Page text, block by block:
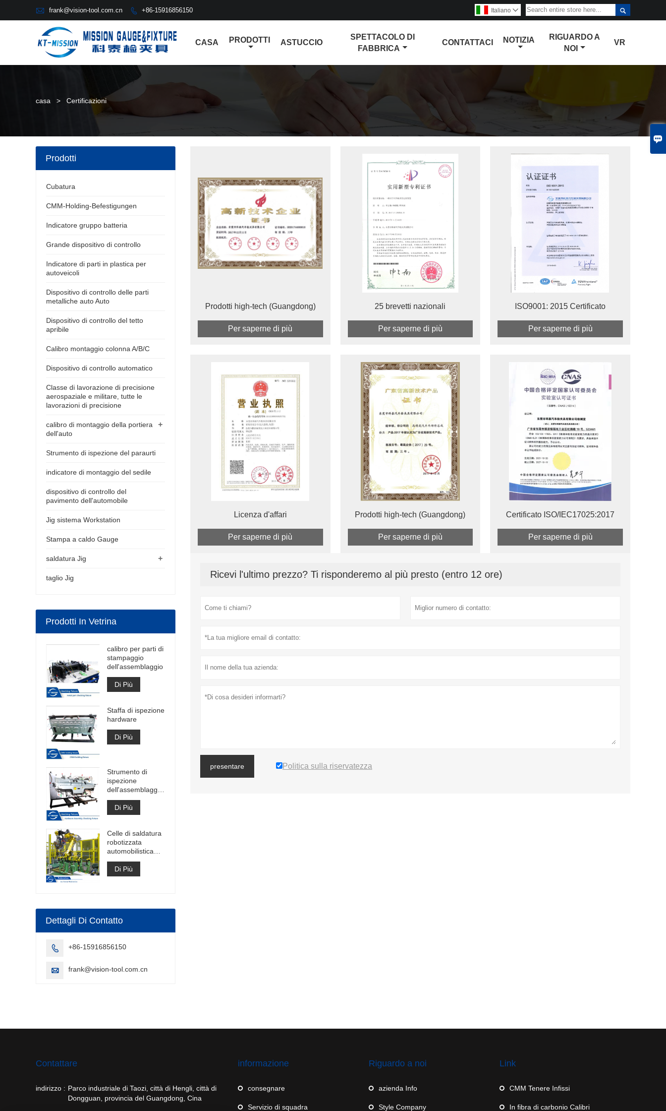

 frank@vision-tool.com.cn  +86-15916856150 
Italiano 
CASA PRODOTTI ASTUCCIO
SPETTACOLO DI
FABBRICA
CONTATTACI NOTIZIA
RIGUARDO A
NOI
VR
casa > Certificazioni
Prodotti high-tech (Guangdong)
Per saperne di più
25 brevetti nazionali
Per saperne di più
ISO9001: 2015 Certificato
Per saperne di più
Licenza d'affari
Per saperne di più
Prodotti high-tech (Guangdong)
Per saperne di più
Certificato ISO/IEC17025:2017
Per saperne di più
Ricevi l'ultimo prezzo? Ti risponderemo al più presto (entro 12 ore)
presentare Politica sulla riservatezza
Prodotti
Cubatura
CMM-Holding-Befestigungen
Indicatore gruppo batteria
Grande dispositivo di controllo
Indicatore di parti in plastica per
autoveicoli
Dispositivo di controllo delle parti
metalliche auto Auto
Dispositivo di controllo del tetto
apribile
Calibro montaggio colonna A/B/C
Dispositivo di controllo automatico
Classe di lavorazione di precisione
aerospaziale e militare, tutte le
lavorazioni di precisione
+
calibro di montaggio della portiera
dell'auto
Strumento di ispezione del paraurti
indicatore di montaggio del sedile
dispositivo di controllo del
pavimento dell'automobile
Jig sistema Workstation
Stampa a caldo Gauge
+
saldatura Jig
taglio Jig
Prodotti In Vetrina
calibro per parti di
stampaggio
dell'assemblaggio
Di Più
Staffa di ispezione
hardware
Di Più
Strumento di
ispezione
dell'assemblaggio
hardware di
grandi dimensioni
Di Più
Celle di saldatura
robotizzata
automobilistica
Celle di saldatura
ad arco veloce
Costruzione di
Di Più
Dettagli Di Contatto
 +86-15916856150
 frank@vision-tool.com.cn
Contattare
indirizzo : Parco industriale di Taozi, città di Hengli, città di
Dongguan, provincia del Guangdong, Cina
informazione
consegnare
Servizio di squadra
Riguardo a noi
azienda Info
Style Company
Link
CMM Tenere Infissi
In fibra di carbonio Calibri